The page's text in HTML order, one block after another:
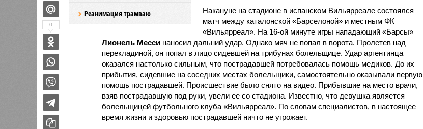
Реанимация трамваю
Накануне на стадионе в испанском Вильярреале состоялся
матч между каталонской «Барселоной» и местным ФК
«Вильярреал». На 16-ой минуте игры нападающий «Барсы»
Лионель Мессинаносил дальний удар. Однако мяч не попал в ворота. Пролетев над
перекладиной, он попал в лицо сидевшей на трибунах болельщице. Удар аргентинца
оказался настолько сильным, что пострадавшей потребовалась помощь медиков. До их
прибытия, сидевшие на соседних местах болельщики, самостоятельно оказывали первую
помощь пострадавшей. Происшествие было снято на видео. Прибывшие на место врачи,
взяв пострадавшую под руки, увели ее со стадиона. Известно, что девушка является
болельщицей футбольного клуба «Вильярреал». По словам специалистов, в настоящее
время жизни и здоровью пострадавшей ничто не угрожает.
0